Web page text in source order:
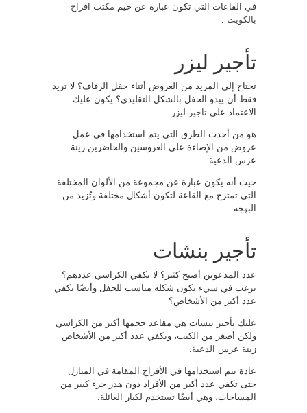
في القاعات التي تكون عبارة عن خيم مكتب افراح
بالكويت
تأجير ليزر
تحتاج إلى المزيد من العروض أثناء حفل الزفاف؟ لا تريد
فقط أن يبدو الحفل بالشكل التقليدي؟ يكون عليك
الاعتماد على تاجير ليزر
هو من أحدث الطرق التي يتم استخدامها في عمل
عروض من الإضاءة على العروسين والحاضرين زينة
عرس الدعية .
حيث أنه يكون عبارة عن مجموعة من الألوان المختلفة
التي تمتزج مع القاعة لتكون أشكال مختلفة وتُزيد من
البهجة.
تأجير بنشات
عدد المدعوين أصبح كثير؟ لا تكفي الكراسي عددهم؟
ترغب في شيء يكون شكله مناسب للحفل وأيضًا يكفي
عدد أكبر من الأشخاص؟
عليك تأجير بنشات هي مقاعد حجمها أكبر من الكراسي
ولكن أصغر من الكنب، وتكفي عدد أكبر من الأشخاص
زينة عرس الدعية.
عادة يتم استخدامها في الأفراح المقامة في المنازل
حتى تكفي عدد أكبر من الأفراد دون هدر جزء كبير من
المساحات، وهي أيضًا تستخدم لكبار العائلة.